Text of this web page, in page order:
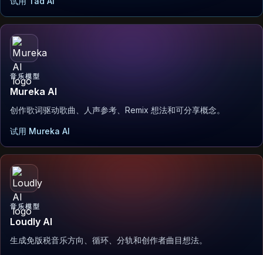
音乐模型
Mureka AI
创作歌词驱动歌曲、人声参考、Remix 想法和可分享概念。
试用 Mureka AI
音乐模型
Loudly AI
生成免版税音乐方向、循环、分轨和创作者曲目想法。